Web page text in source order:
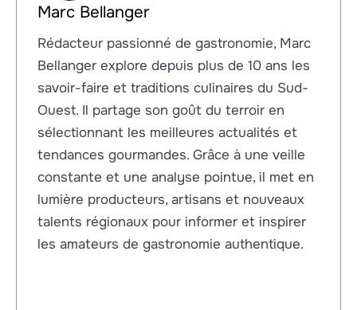
Marc Bellanger
Rédacteur passionné de gastronomie, Marc
Bellanger explore depuis plus de 10 ans les
savoir-faire et traditions culinaires du Sud-
Ouest. Il partage son goût du terroir en
sélectionnant les meilleures actualités et
tendances gourmandes. Grâce à une veille
constante et une analyse pointue, il met en
lumière producteurs, artisans et nouveaux
talents régionaux pour informer et inspirer
les amateurs de gastronomie authentique.